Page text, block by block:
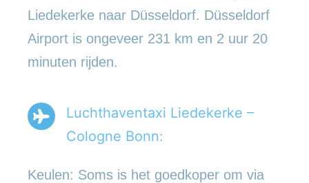
Liedekerke naar Düsseldorf. Düsseldorf
Airport is ongeveer 231 km en 2 uur 20
minuten rijden.
Luchthaventaxi Liedekerke –
Cologne Bonn:
Keulen: Soms is het goedkoper om via